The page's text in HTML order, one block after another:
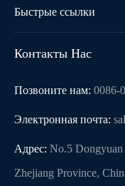
Быстрые ссылки
Контакты Нас
Позвоните нам: 0086-
Электронная почта:
Адрес: No.5
Zhejiang Province,